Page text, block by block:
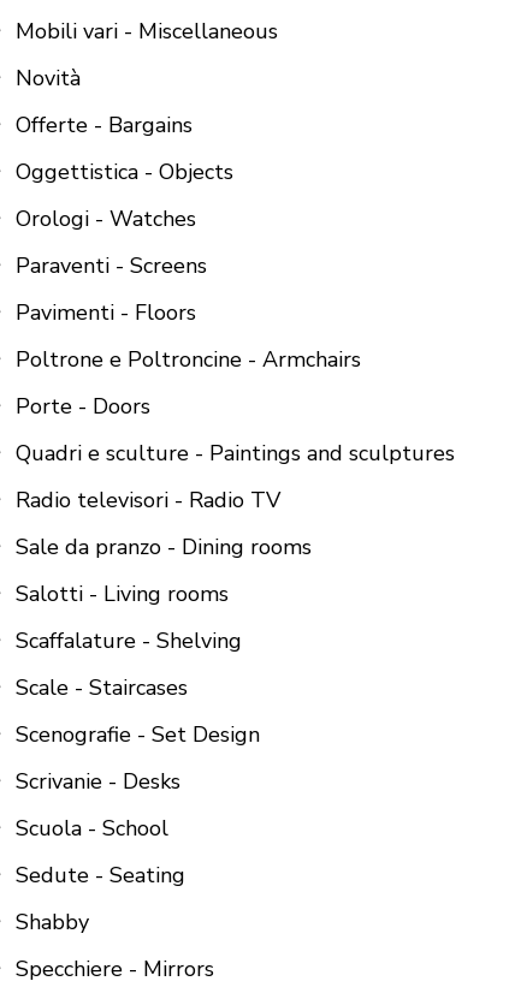
Mobili vari - Miscellaneous
Novità
Offerte - Bargains
Oggettistica - Objects
Orologi - Watches
Paraventi - Screens
Pavimenti - Floors
Poltrone e Poltroncine - Armchairs
Porte - Doors
Quadri e sculture - Paintings and sculptures
Radio televisori - Radio TV
Sale da pranzo - Dining rooms
Salotti - Living rooms
Scaffalature - Shelving
Scale - Staircases
Scenografie - Set Design
Scrivanie - Desks
Scuola - School
Sedute - Seating
Shabby
Specchiere - Mirrors